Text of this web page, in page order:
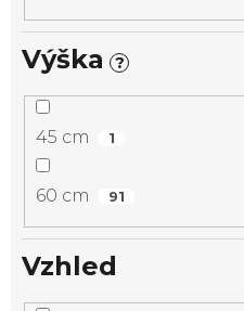
Výška ?
45 cm 1
60 cm 91
Vzhled